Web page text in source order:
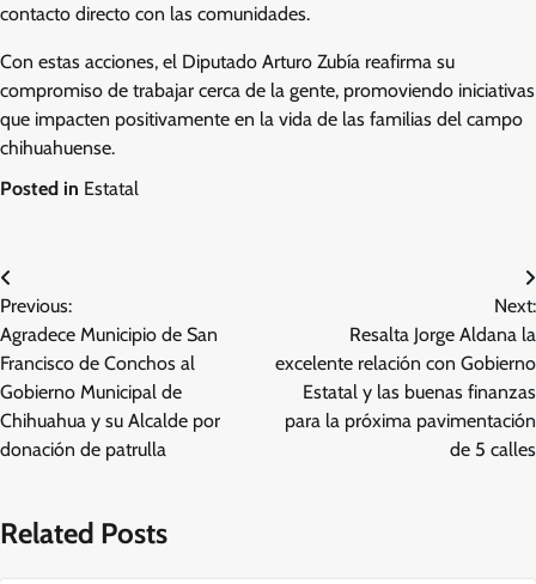
contacto directo con las comunidades.
Con estas acciones, el Diputado Arturo Zubía reafirma su
compromiso de trabajar cerca de la gente, promoviendo iniciativas
que impacten positivamente en la vida de las familias del campo
chihuahuense.
Posted in Estatal
Navegación
de
entradas
Previous:
Agradece Municipio de San
Francisco de Conchos al
Gobierno Municipal de
Chihuahua y su Alcalde por
donación de patrulla
Next:
Resalta Jorge Aldana la
excelente relación con Gobierno
Estatal y las buenas finanzas
para la próxima pavimentación
de 5 calles
Related Posts